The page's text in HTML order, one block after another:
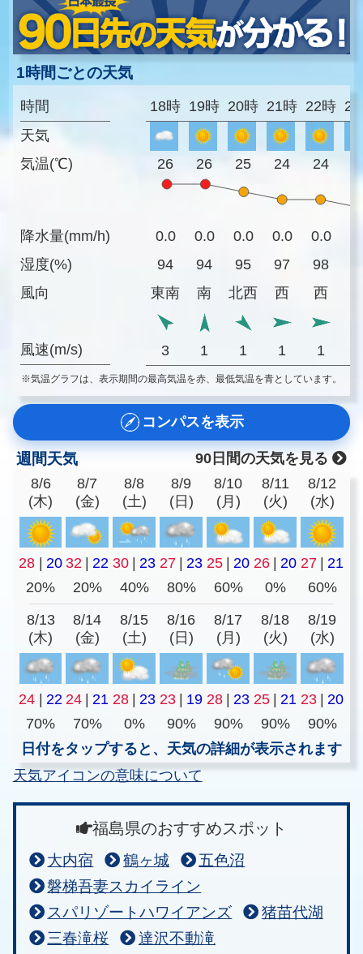
1時間ごとの天気
時間
天気
気温(℃)
降水量(mm/h)
湿度(%)
風向
風速(m/s)
18時 19時 20時 21時 22時
26 26 25 24 24
0.0 0.0 0.0 0.0 0.0
94
94 95 97 98
東南
南 北西 西 西
3 1 1 1 1
※気温グラフは、表示期間の最高気温を赤、最低気温を青としています。
コンパスを表示
週間天気
90日間の天気を見る
8/6
(木)
8/7
(金)
8/8
(土)
8/9
(日)
8/10
(月)
8/11
(火)
8/12
(水)
28 20 32 22 30 23 27 23 25 20 26 20 27
21
20%
20% 40% 80% 60% 0% 60%
8/13
(木)
8/14
(金)
8/15
(土)
8/16
(日)
8/17
(月)
8/18
(火)
8/19
(水)
24 22 24 21 28 23 23 19 28 23 25 21 23
20
70%
70% 0% 90% 90% 90%
90%
日付をタップすると、天気の詳細が表示されます
天気アイコンの意味について
福島県のおすすめスポット
大内宿 鶴ヶ城
五色沼
磐梯吾妻スカイライン
スパリゾートハワイアンズ
猪苗代湖
三春滝桜
達沢不動滝